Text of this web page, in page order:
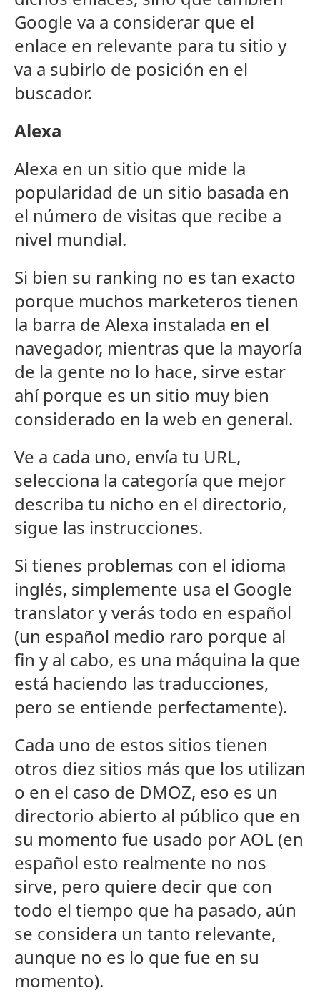
Google va a considerar que el
enlace en relevante para tu sitio y
va a subirlo de posición en el
buscador.
Alexa
Alexa en un sitio que mide la
popularidad de un sitio basada en
el número de visitas que recibe a
nivel mundial.
Si bien su ranking no es tan exacto
porque muchos marketeros tienen
la barra de Alexa instalada en el
navegador, mientras que la mayoría
de la gente no lo hace, sirve estar
ahí porque es un sitio muy bien
considerado en la web en general.
Ve a cada uno, envía tu URL,
selecciona la categoría que mejor
describa tu nicho en el directorio,
sigue las instrucciones.
Si tienes problemas con el idioma
inglés, simplemente usa el Google
translator y verás todo en español
(un español medio raro porque al
fin y al cabo, es una máquina la que
está haciendo las traducciones,
pero se entiende perfectamente).
Cada uno de estos sitios tienen
otros diez sitios más que los utilizan
o en el caso de DMOZ, eso es un
directorio abierto al público que en
su momento fue usado por AOL (en
español esto realmente no nos
sirve, pero quiere decir que con
todo el tiempo que ha pasado, aún
se considera un tanto relevante,
aunque no es lo que fue en su
momento).